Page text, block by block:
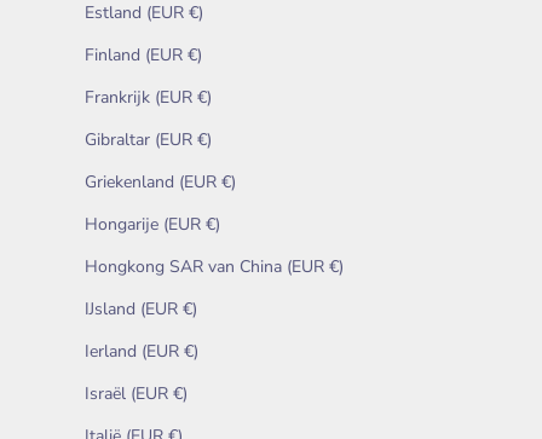
Estland (EUR €)
Finland (EUR €)
Frankrijk (EUR €)
Gibraltar (EUR €)
Griekenland (EUR €)
Hongarije (EUR €)
Hongkong SAR van China (EUR €)
IJsland (EUR €)
Ierland (EUR €)
Israël (EUR €)